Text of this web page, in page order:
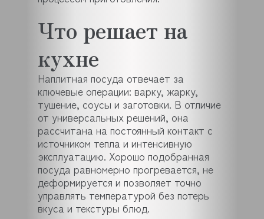
Что решает на
кухне
Наплитная посуда отвечает за
ключевые операции: варку, жарку,
тушение, соусы и заготовки. В отличие
от универсальных решений, она
рассчитана на постоянный контакт с
источником тепла и интенсивную
эксплуатацию. Хорошо подобранная
посуда равномерно прогревается, не
деформируется и позволяет точно
управлять температурой без потерь
вкуса и текстуры блюд.